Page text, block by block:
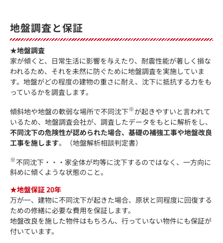
地盤調査と保証
★地盤調査
家が傾くと、日常生活に影響を与えたり、耐震性能が著しく損な
われるため、それを未然に防ぐために地盤調査を実施していま
す。地盤がどの程度の建物の重さに耐え、沈下に抵抗する力をも
っているかを調査します。
傾斜地や地盤の軟弱な場所で不同沈下※が起きやすいと言われて
いるため、地盤調査会社が、調査したデータをもとに解析をし、
不同沈下の危険性が認められた場合、基礎の補強工事や地盤改良
工事を施します。（地盤解析相談判定書）
※不同沈下・・・家全体が均等に沈下するのではなく、一方向に
斜めに傾くような状態のこと。
★地盤保証 20年
万が一、建物に不同沈下が起きた場合、原状と同程度に回復する
ための修繕に必要な費用を保証します。
地盤改良を施した物件はもちろん、行っていない物件にも保証が
付いています。